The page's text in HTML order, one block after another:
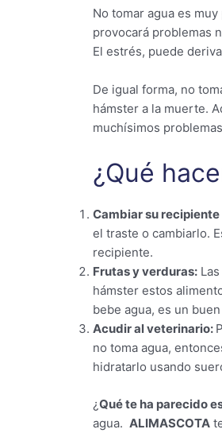
No tomar agua es
provocará problemas
El estrés, puede
De igual forma, no
hámster a la muerte.
muchísimos
¿Qué
Cambiar su recipiente
el traste o cambiarlo.
recipiente.
Frutas y verduras:
hámster estos
bebe agua, es un
Acudir al veterinario:
no toma agua,
hidratarlo usando
¿Qué te ha parecido
agua. ALIMASCOTA